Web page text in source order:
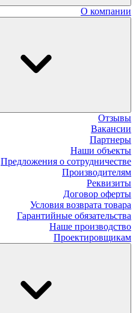
О компании
Отзывы
Вакансии
Партнеры
Наши объекты
Предложения о сотрудничестве
Производителям
Реквизиты
Договор оферты
Условия возврата товара
Гарантийные обязательства
Наше производство
Проектировщикам